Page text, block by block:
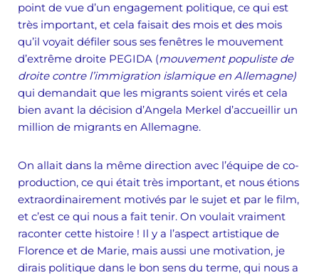
point de vue d’un engagement politique, ce qui est
très important, et cela faisait des mois et des mois
qu’il voyait défiler sous ses fenêtres le mouvement
d’extrême droite PEGIDA (mouvement populiste de
droite contre l’immigration islamique en Allemagne)
qui demandait que les migrants soient virés et cela
bien avant la décision d’Angela Merkel d’accueillir un
million de migrants en Allemagne.
On allait dans la même direction avec l’équipe de co-
production, ce qui était très important, et nous étions
extraordinairement motivés par le sujet et par le film,
et c’est ce qui nous a fait tenir. On voulait vraiment
raconter cette histoire ! Il y a l’aspect artistique de
Florence et de Marie, mais aussi une motivation, je
dirais politique dans le bon sens du terme, qui nous a